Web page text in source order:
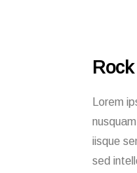
Lorem
iisque
sed